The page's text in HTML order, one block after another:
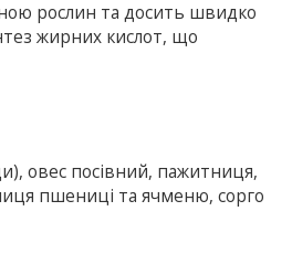
рослин та досить швидко
жирних кислот, що
овес посівний, пажитниця,
пшениці та ячменю, сорго